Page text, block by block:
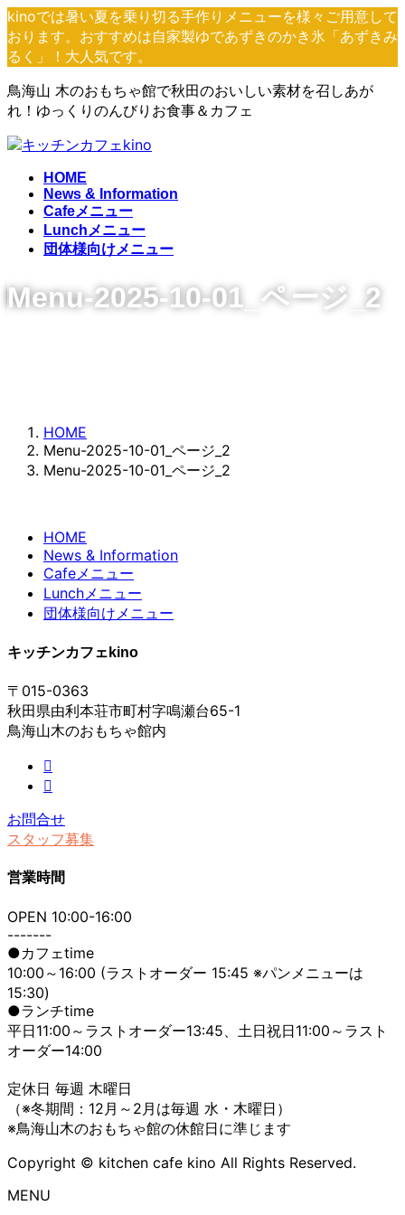
コ
ン
テ
ツ
へ
ス
キ
ナ
ビ
ゲ
シ
ョ
ン
に
kinoでは暑い夏を乗り切る手作りメニューを様々ご用意して
おります。おすすめは自家製ゆであずきのかき氷「あずきみ
るく」！大人気です。
鳥海山 木のおもちゃ館で秋田のおいしい素材を召しあが
れ！ゆっくりのんびりお食事＆カフェ
HOME
News & Information
Cafeメニュー
Lunchメニュー
団体様向けメニュー
Menu-2025-10-01_ページ_2
HOME
Menu-2025-10-01_ページ_2
Menu-2025-10-01_ページ_2
HOME
News & Information
Cafeメニュー
Lunchメニュー
団体様向けメニュー
キッチンカフェkino
〒015-0363
秋田県由利本荘市町村字鳴瀬台65-1
鳥海山木のおもちゃ館内
お問合せ
スタッフ募集
営業時間
OPEN 10:00-16:00
-------
●カフェtime
10:00～16:00 (ラストオーダー 15:45 ※パンメニューは
15:30)
●ランチtime
平日11:00～ラストオーダー13:45、土日祝日11:00～ラスト
オーダー14:00
定休日 毎週 木曜日
（※冬期間：12月～2月は毎週 水・木曜日）
※鳥海山木のおもちゃ館の休館日に準じます
Copyright © kitchen cafe kino All Rights Reserved.
MENU